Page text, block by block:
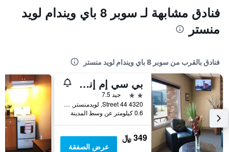
فنادق مشابهة لـ سوبر 8 باي ويندام لويد
منستر
فنادق بالقرب من سوبر 8 باي ويندام لويد منستر
بي سي إم إنز لويدمينستر
2 نجمتين
جيد 7.5
4320 44 Street, لويدمنستر, SK, كندا
0.6 كيلومتر عن وسط المدينة
349 ﷼
عرض الصفقة